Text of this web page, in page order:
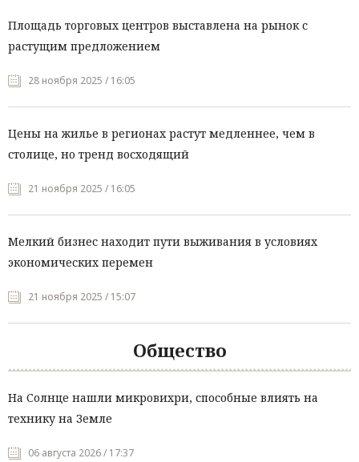
Площадь торговых центров выставлена на рынок с
растущим предложением
28 ноября 2025 / 16:05
Цены на жилье в регионах растут медленнее, чем в
столице, но тренд восходящий
21 ноября 2025 / 16:05
Мелкий бизнес находит пути выживания в условиях
экономических перемен
21 ноября 2025 / 15:07
Общество
На Солнце нашли микровихри, способные влиять на
технику на Земле
06 августа 2026 / 17:37